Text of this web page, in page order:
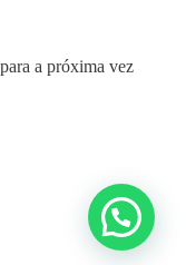
a próxima vez